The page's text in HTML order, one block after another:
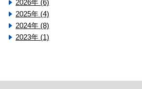
2026年 (6)
2025年 (4)
2024年 (8)
2023年 (1)